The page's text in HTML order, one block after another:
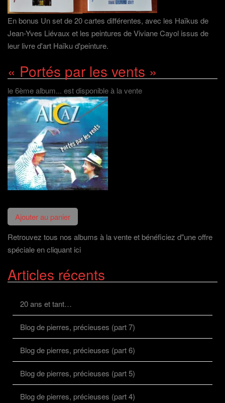
En bonus Un set de 20 cartes différentes, avec les Haïkus de
Jean-Yves Liévaux et les peintures de Viviane Cayol issus de
leur livre d'art Haïku d'peinture.
« Portés par les vents »
le 6ème album... est disponible à la vente
Retrouvez tous nos albums à la vente et bénéficiez d"une offre
spéciale en cliquant ici
Articles récents
20 ans et tant…
Blog de pierres, précieuses (part 7)
Blog de pierres, précieuses (part 6)
Blog de pierres, précieuses (part 5)
Blog de pierres, précieuses (part 4)